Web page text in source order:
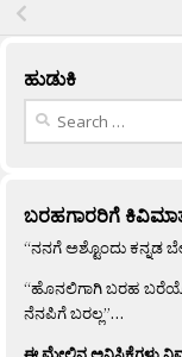
ಹುಡುಕಿ
Search
ಬರಹಗಾರರಿಗೆ
“ನನಗೆ ಅಶ್ಟೊಂದು ಕನ್ನಡ
“ಹೊನಲಿಗಾಗಿ ಬರಹ
ನೆನಪಿಗೆ ಬರಲ್ಲ”…